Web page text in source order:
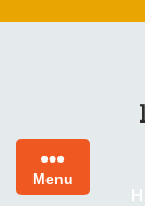
Menu